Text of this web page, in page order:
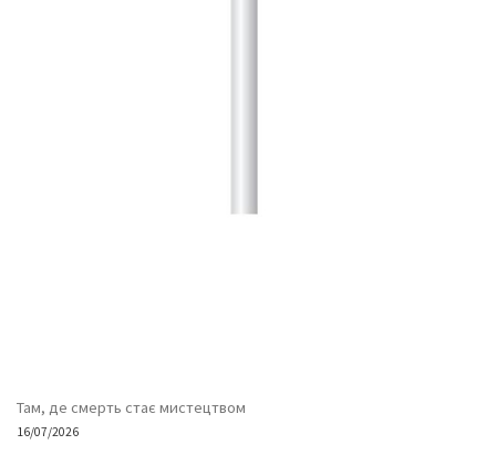
Там, де смерть стає мистецтвом
16/07/2026